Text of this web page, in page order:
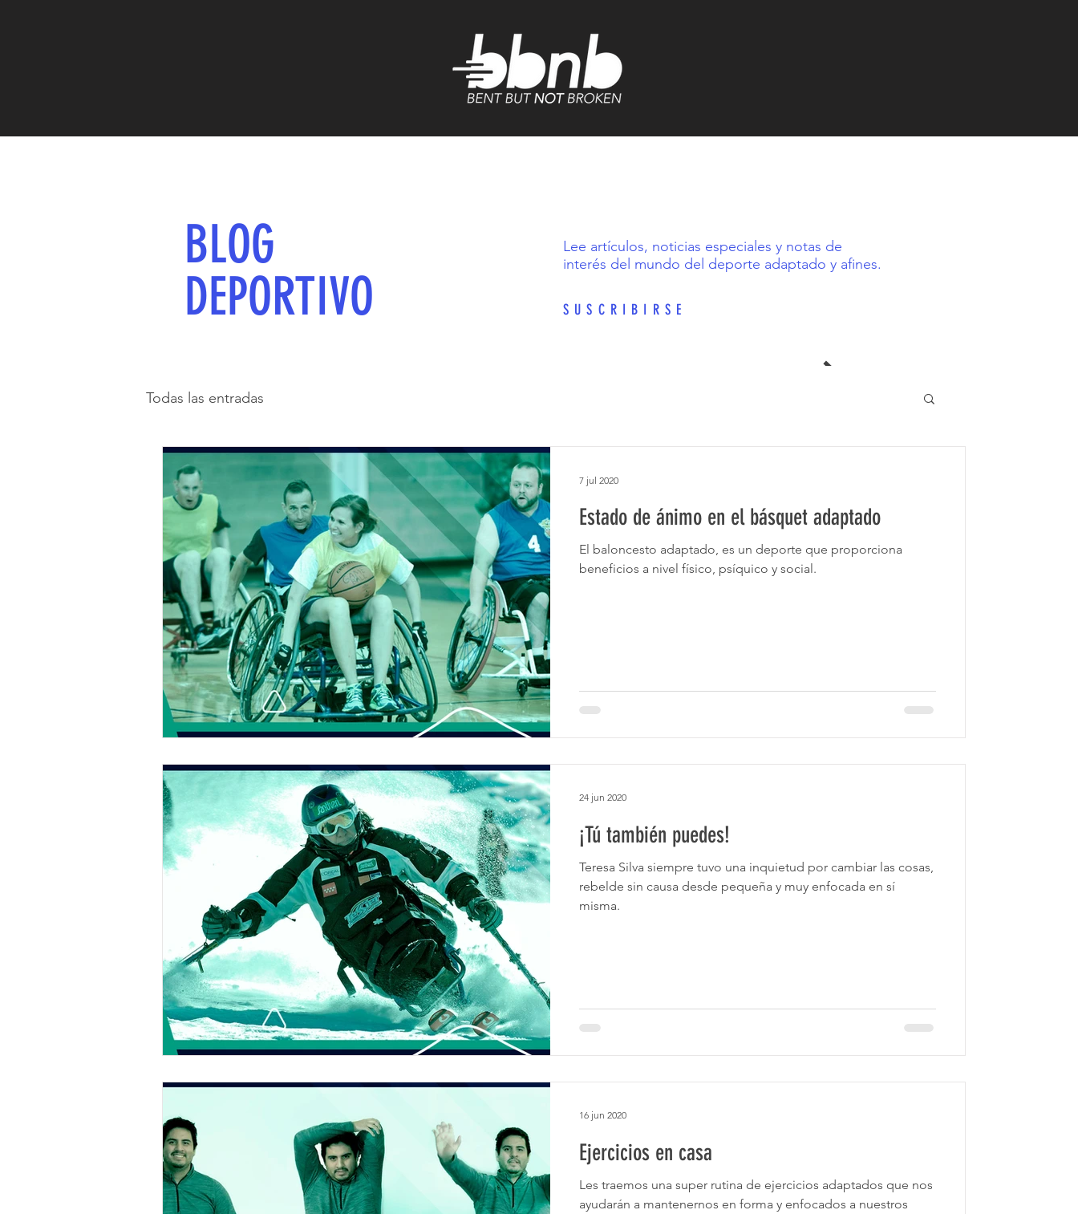
BLOG
DEPORTIVO
Lee artículos, noticias especiales y notas de
interés del mundo del deporte adaptado y afines.
SUSCRIBIRSE
Todas las entradas
Estado de ánimo en el básquet adaptado
El baloncesto adaptado, es un deporte que proporciona
beneficios a nivel físico, psíquico y social.
7 jul 2020
¡Tú también puedes!
Teresa Silva siempre tuvo una inquietud por cambiar las cosas,
rebelde sin causa desde pequeña y muy enfocada en sí
misma.
24 jun 2020
Ejercicios en casa
Les traemos una super rutina de ejercicios adaptados que nos
ayudarán a mantenernos en forma y enfocados a nuestros
16 jun 2020